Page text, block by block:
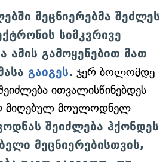
მეცნიერებმა შეძლეს
სიმკვრივე
ამის გამოყენებით მათ
გაიგეს. ჯერ ბოლომდე
ითვალისწინებდეს
მიღებულ მოულოდნელ
შეიძლება ჰქონდეს
მეცნიერებისთვის,